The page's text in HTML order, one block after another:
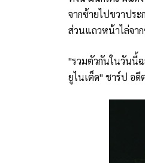
จากซ้ายไปขวาปร
ส่วนแถวหน้าไล่จา
"รวมตัวกันในวันนี้
ยูไนเต็ด" ชาร์ป อ